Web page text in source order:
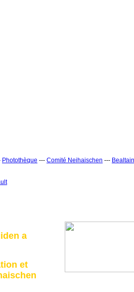
Photothèque --- Comité Neihaischen ---
a
et